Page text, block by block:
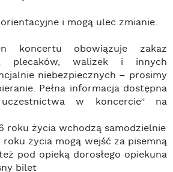
i mogą ulec zmianie.
koncertu obowiązuje zakaz
plecaków, walizek i innych
niebezpiecznych – prosimy
Pełna informacja dostępna
w koncercie” na
roku życia wchodzą samodzielnie
roku życia mogą wejść za pisemną
pod opieką dorosłego opiekuna
bilet